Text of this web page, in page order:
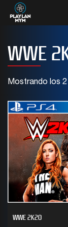
WWE
Mostrando los
WWE 2K20